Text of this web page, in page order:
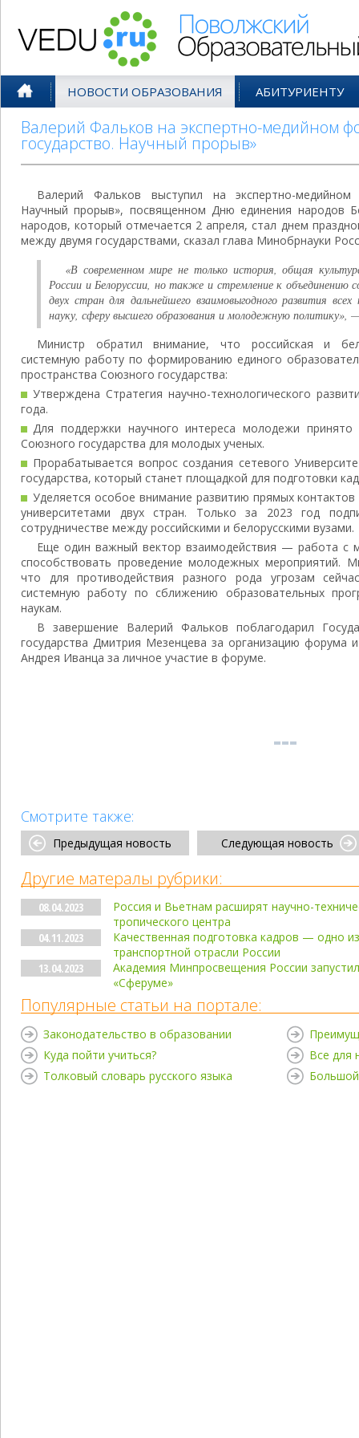
НОВОСТИ ОБРАЗОВАНИЯ АБИТУРИЕНТУ
Валерий Фальков на экспертно-медийном
государство. Научный прорыв»
Валерий Фальков выступил на экспертно-
Научный прорыв», посвященном Дню единения народов
народов, который отмечается 2 апреля, стал днем
между двумя государствами, сказал глава Минобрнауки
«В современном мире не только история, общая
России и Белоруссии, но также и стремление к объединению
двух стран для дальнейшего взаимовыгодного развития
науку, сферу высшего образования и молодежную политику»,
Министр обратил внимание, что российская и
системную работу по формированию единого
пространства Союзного государства:
Утверждена Стратегия научно-технологического
года.
Для поддержки научного интереса молодежи
Союзного государства для молодых ученых.
Прорабатывается вопрос создания сетевого
государства, который станет площадкой для подготовки
Уделяется особое внимание развитию прямых
университетами двух стран. Только за 2023 год
сотрудничестве между российскими и белорусскими вузами.
Еще один важный вектор взаимодействия — работа с
способствовать проведение молодежных мероприятий.
что для противодействия разного рода угрозам
системную работу по сближению образовательных
наукам.
В завершение Валерий Фальков поблагодарил
государства Дмитрия Мезенцева за организацию форума
Андрея Иванца за личное участие в форуме.
Смотрите также:
Предыдущая новость Следующая новость
Другие матералы рубрики:
08.04.2023
Россия и Вьетнам расширят научно-
тропического центра
04.11.2023
Качественная подготовка кадров — одно
транспортной отрасли России
13.04.2023
Академия Минпросвещения России
«Сферуме»
Популярные статьи на портале:
Законодательство в образовании
Куда пойти учиться?
Толковый словарь русского языка
Все для
Большой